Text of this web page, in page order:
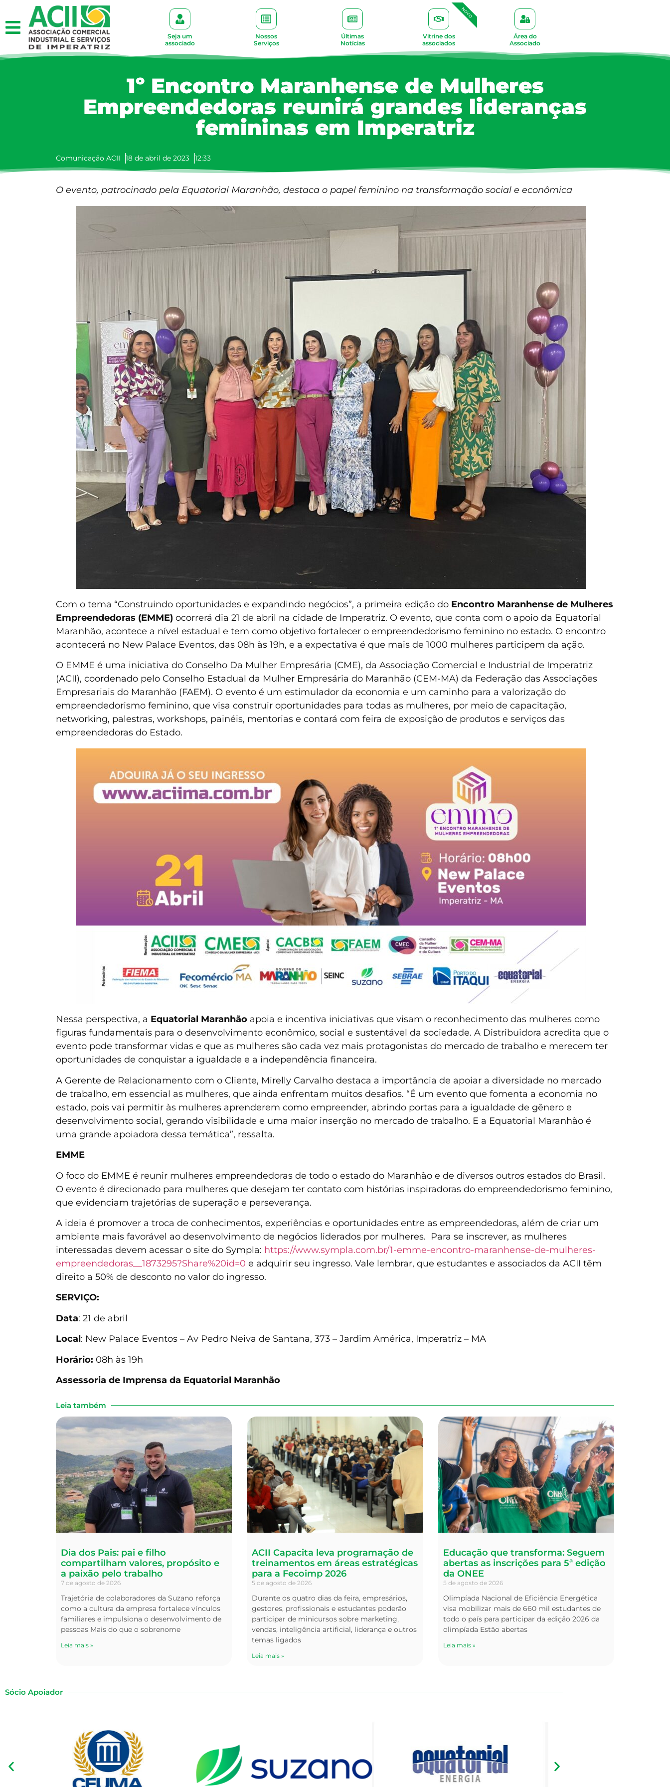
Seja um
associado
Nossos
Serviços
Últimas
Notícias
Vitrine dos
associados
NOVO
Área do
Associado
1º Encontro Maranhense de Mulheres
Empreendedoras reunirá grandes lideranças
femininas em Imperatriz
Comunicação ACII 18 de abril de 2023 12:33
O evento, patrocinado pela Equatorial Maranhão, destaca o papel feminino na transformação social e econômica
Com o tema “Construindo oportunidades e expandindo negócios”, a primeira edição do Encontro Maranhense de Mulheres
Empreendedoras (EMME) ocorrerá dia 21 de abril na cidade de Imperatriz. O evento, que conta com o apoio da Equatorial
Maranhão, acontece a nível estadual e tem como objetivo fortalecer o empreendedorismo feminino no estado. O encontro
acontecerá no New Palace Eventos, das 08h às 19h, e a expectativa é que mais de 1000 mulheres participem da ação.
O EMME é uma iniciativa do Conselho Da Mulher Empresária (CME), da Associação Comercial e Industrial de Imperatriz
(ACII), coordenado pelo Conselho Estadual da Mulher Empresária do Maranhão (CEM-MA) da Federação das Associações
Empresariais do Maranhão (FAEM). O evento é um estimulador da economia e um caminho para a valorização do
empreendedorismo feminino, que visa construir oportunidades para todas as mulheres, por meio de capacitação,
networking, palestras, workshops, painéis, mentorias e contará com feira de exposição de produtos e serviços das
empreendedoras do Estado.
Nessa perspectiva, a Equatorial Maranhão apoia e incentiva iniciativas que visam o reconhecimento das mulheres como
figuras fundamentais para o desenvolvimento econômico, social e sustentável da sociedade. A Distribuidora acredita que o
evento pode transformar vidas e que as mulheres são cada vez mais protagonistas do mercado de trabalho e merecem ter
oportunidades de conquistar a igualdade e a independência financeira.
A Gerente de Relacionamento com o Cliente, Mirelly Carvalho destaca a importância de apoiar a diversidade no mercado
de trabalho, em essencial as mulheres, que ainda enfrentam muitos desafios. “É um evento que fomenta a economia no
estado, pois vai permitir às mulheres aprenderem como empreender, abrindo portas para a igualdade de gênero e
desenvolvimento social, gerando visibilidade e uma maior inserção no mercado de trabalho. E a Equatorial Maranhão é
uma grande apoiadora dessa temática”, ressalta.
EMME
O foco do EMME é reunir mulheres empreendedoras de todo o estado do Maranhão e de diversos outros estados do Brasil.
O evento é direcionado para mulheres que desejam ter contato com histórias inspiradoras do empreendedorismo feminino,
que evidenciam trajetórias de superação e perseverança.
A ideia é promover a troca de conhecimentos, experiências e oportunidades entre as empreendedoras, além de criar um
ambiente mais favorável ao desenvolvimento de negócios liderados por mulheres. Para se inscrever, as mulheres
interessadas devem acessar o site do Sympla: https://www.sympla.com.br/1-emme-encontro-maranhense-de-mulheres-
empreendedoras__1873295?Share%20id=0 e adquirir seu ingresso. Vale lembrar, que estudantes e associados da ACII têm
direito a 50% de desconto no valor do ingresso.
SERVIÇO:
Data: 21 de abril
Local: New Palace Eventos – Av Pedro Neiva de Santana, 373 – Jardim América, Imperatriz – MA
Horário: 08h às 19h
Assessoria de Imprensa da Equatorial Maranhão
Leia também
Dia dos Pais: pai e filho
compartilham valores, propósito e
a paixão pelo trabalho
7 de agosto de 2026
Trajetória de colaboradores da Suzano reforça
como a cultura da empresa fortalece vínculos
familiares e impulsiona o desenvolvimento de
pessoas Mais do que o sobrenome
Leia mais »
ACII Capacita leva programação de
treinamentos em áreas estratégicas
para a Fecoimp 2026
5 de agosto de 2026
Durante os quatro dias da feira, empresários,
gestores, profissionais e estudantes poderão
participar de minicursos sobre marketing,
vendas, inteligência artificial, liderança e outros
temas ligados
Leia mais »
Educação que transforma: Seguem
abertas as inscrições para 5ª edição
da ONEE
5 de agosto de 2026
Olimpíada Nacional de Eficiência Energética
visa mobilizar mais de 660 mil estudantes de
todo o país para participar da edição 2026 da
olimpíada Estão abertas
Leia mais »
Sócio Apoiador